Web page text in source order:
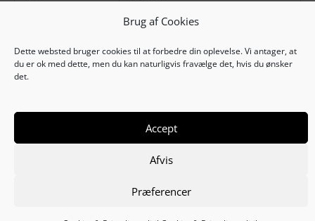
Brug af Cookies
Dette websted bruger cookies til at forbedre din oplevelse. Vi antager, at
du er ok med dette, men du kan naturligvis fravælge det, hvis du ønsker
det.
Accept
Afvis
Præferencer
579F, 8FFF
Stel matriale Metal
Thiele Solbrille Shop
Cookie- & Privatlivspolitik